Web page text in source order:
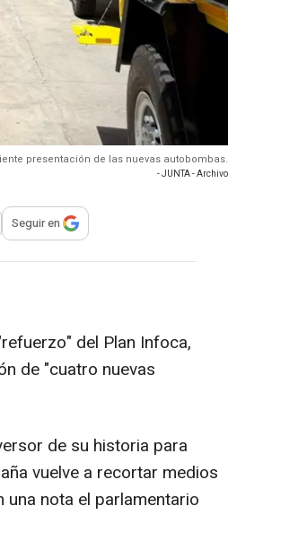
presentación de las nuevas autobombas.
- JUNTA - Archivo
para compartir
Seguir en
del Plan Infoca,
de "cuatro nuevas
de su historia para
vuelve a recortar medios
una nota el parlamentario